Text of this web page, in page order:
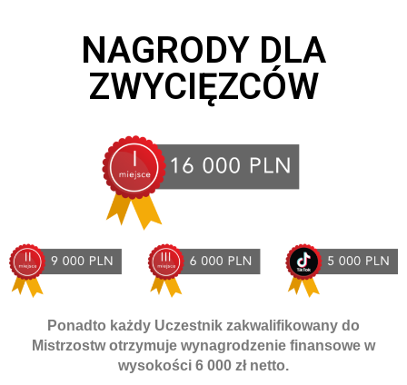
NAGRODY DLA
ZWYCIĘZCÓW
Ponadto każdy Uczestnik zakwalifikowany do
Mistrzostw otrzymuje wynagrodzenie finansowe w
wysokości 6 000 zł netto.